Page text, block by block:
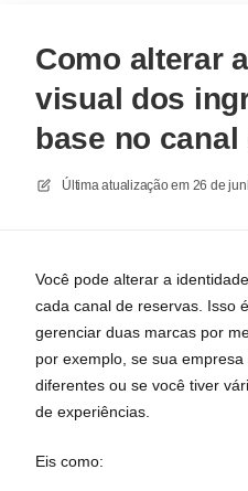
Como alterar
visual dos
base no
Última atualização em 26 de
Você pode alterar a
cada canal de reservas. Isso
gerenciar duas marcas por
por exemplo, se sua
diferentes ou se você tiver
de experiências.
Eis como: